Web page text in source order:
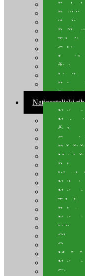
Feeder
Partikli
Zemlja
Tekući
Gel i
Lovni
Živi
Ljepilo
Boje za
Natjecateljski
Šteke za
Gume i
Držači
Match
Role za
Najloni
Udice
Olovo
Mreže
Sito,